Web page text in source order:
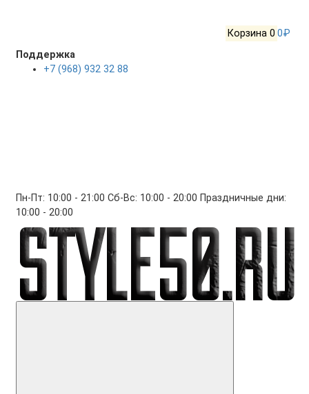
Корзина 0 0₽
Поддержка
+7 (968) 932 32 88
Пн-Пт: 10:00 - 21:00 Сб-Вс: 10:00 - 20:00 Праздничные дни:
10:00 - 20:00